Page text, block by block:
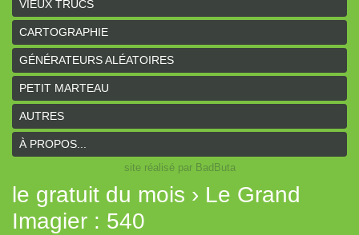
Davy Jones (cartes)
Davy Jones (background)
Sur la route (Coeurs Vaillants)
Earthdawn (Coeurs Vaillants)
Titan&Fils 2020
Paysages
Histoires de la Montagne couronnée (Coeurs Vaillants)
Tout aléatoire pour IPP (Coeurs Vaillants)
VIEUX TRUCS
CARTOGRAPHIE
GÉNÉRATEURS ALÉATOIRES
PETIT MARTEAU
AUTRES
À PROPOS...
site réalisé par BadButa
le gratuit du mois › Le Grand
Imagier : 540